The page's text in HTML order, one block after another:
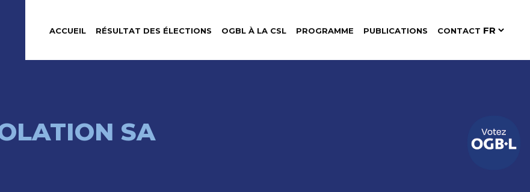
ACCUEIL RÉSULTAT DES ÉLECTIONS OGBL À LA CSL PROGRAMME PUBLICATIONS CONTACT
SA